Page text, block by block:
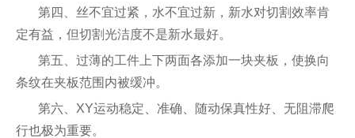
第四、丝不宜过紧，水不宜过新，新水对切割效率肯
定有益，但切割光洁度不是新水最好。
第五、过薄的工件上下两面各添加一块夹板，使换向
条纹在夹板范围内被缓冲。
第六、XY运动稳定、准确、随动保真性好、无阻滞爬
行也极为重要。